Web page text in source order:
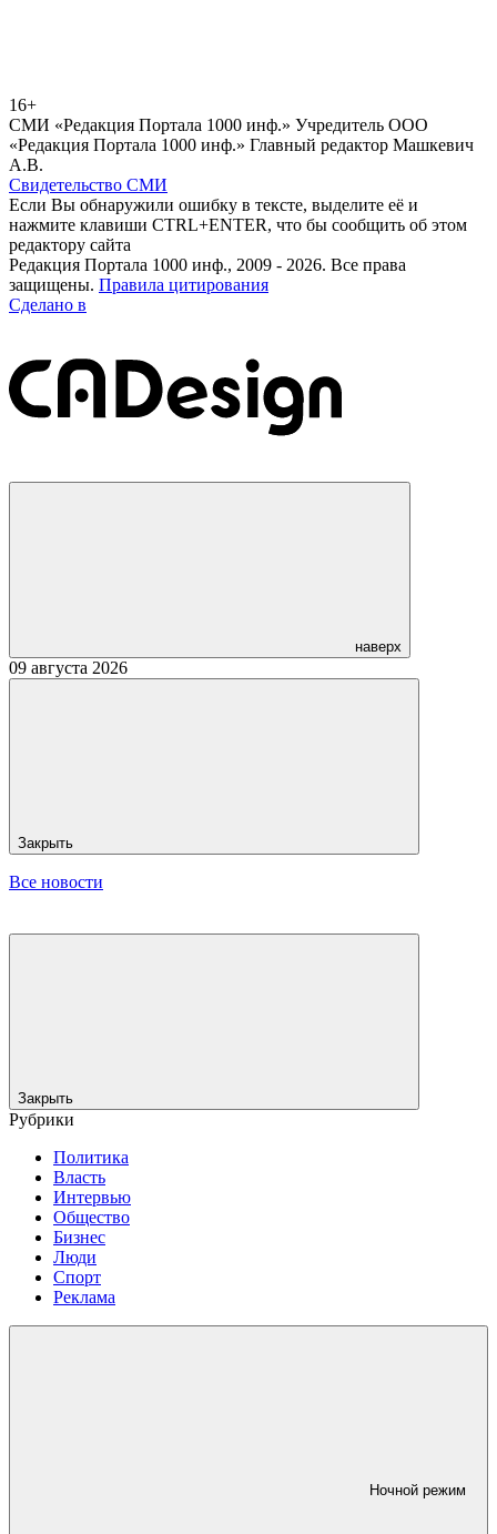
16+
СМИ «Редакция Портала 1000 инф.» Учредитель ООО
«Редакция Портала 1000 инф.» Главный редактор Машкевич
А.В.
Свидетельство СМИ
Если Вы обнаружили ошибку в тексте, выделите её и
нажмите клавиши CTRL+ENTER, что бы сообщить об этом
редактору сайта
Редакция Портала 1000 инф., 2009 - 2026. Все права
защищены. Правила цитирования
Сделано в
наверх
09 августа 2026
Закрыть
Все новости
Закрыть
Рубрики
Политика
Власть
Интервью
Общество
Бизнес
Люди
Спорт
Реклама
Ночной режим